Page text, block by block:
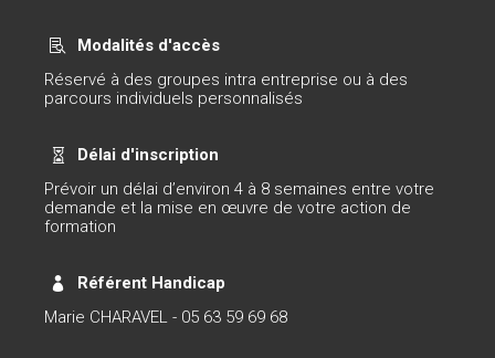

Modalités d'accès
Réservé à des groupes intra entreprise ou à des
parcours individuels personnalisés

Délai d'inscription
Prévoir un délai d’environ 4 à 8 semaines entre votre
demande et la mise en œuvre de votre action de
formation

Référent Handicap
Marie CHARAVEL - 05 63 59 69 68